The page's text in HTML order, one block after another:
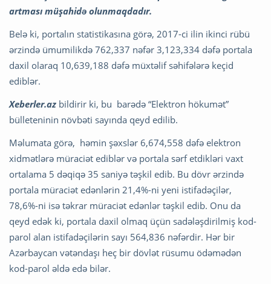
artması müşahidə olunmaqdadır.
Belə ki, portalın statistikasına görə, 2017-ci ilin ikinci rübü
ərzində ümumilikdə 762,337 nəfər 3,123,334 dəfə portala
daxil olaraq 10,639,188 dəfə müxtəlif səhifələrə keçid
ediblər.
Xeberler.az bildirir ki, bu barədə “Elektron hökumət”
bülleteninin növbəti sayında qeyd edilib.
Məlumata görə, həmin şəxslər 6,674,558 dəfə elektron
xidmətlərə müraciət ediblər və portala sərf etdikləri vaxt
ortalama 5 dəqiqə 35 saniyə təşkil edib. Bu dövr ərzində
portala müraciət edənlərin 21,4%-ni yeni istifadəçilər,
78,6%-ni isə təkrar müraciət edənlər təşkil edib. Onu da
qeyd edək ki, portala daxil olmaq üçün sadələşdirilmiş kod-
parol alan istifadəçilərin sayı 564,836 nəfərdir. Hər bir
Azərbaycan vətəndaşı heç bir dövlət rüsumu ödəmədən
kod-parol əldə edə bilər.